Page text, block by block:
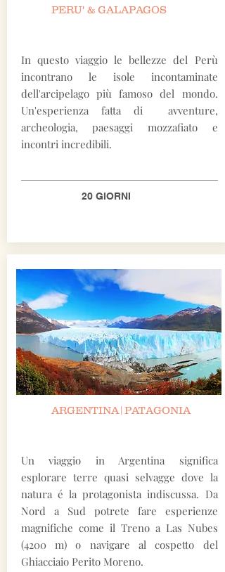
PERU' & GALAPAGOS
In questo viaggio le bellezze del Perù
incontrano le isole incontaminate
dell'arcipelago più famoso del mondo.
Un'esperienza fatta di avventure,
archeologia, paesaggi mozzafiato e
incontri incredibili.
20 GIORNI
ARGENTINA|PATAGONIA
Un viaggio in Argentina significa
esplorare terre quasi selvagge dove la
natura é la protagonista indiscussa. Da
Nord a Sud potrete fare esperienze
magnifiche come il Treno a Las Nubes
(4200 m) o navigare al cospetto del
Ghiacciaio Perito Moreno.